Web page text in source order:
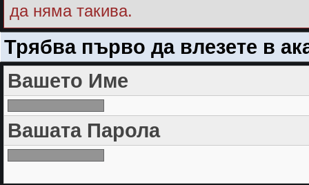
да няма такива.
Трябва първо да влезете в
Вашето Име
Вашата Парола